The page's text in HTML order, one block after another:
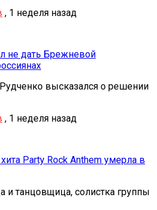
, 1 неделя назад
не дать Брежневой
высказался о решении
, 1 неделя назад
Party Rock Anthem умерла в
и танцовщица, солистка группы